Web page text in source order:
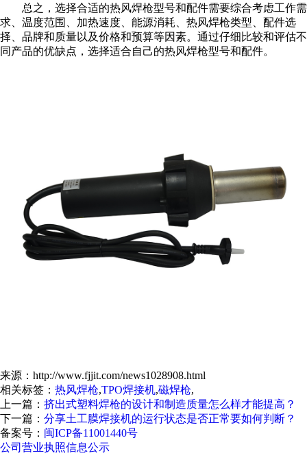
总之，选择合适的热风焊枪型号和配件需要综合考虑工作需
求、温度范围、加热速度、能源消耗、热风焊枪类型、配件选
择、品牌和质量以及价格和预算等因素。通过仔细比较和评估不
同产品的优缺点，选择适合自己的热风焊枪型号和配件。
来源：http://www.fjjit.com/news1028908.html
相关标签： 热风焊枪,TPO焊接机,磁焊枪,
上一篇： 挤出式塑料焊枪的设计和制造质量怎么样才能提高？
下一篇： 分享土工膜焊接机的运行状态是否正常要如何判断？
备案号： 闽ICP备11001440号
公司营业执照信息公示